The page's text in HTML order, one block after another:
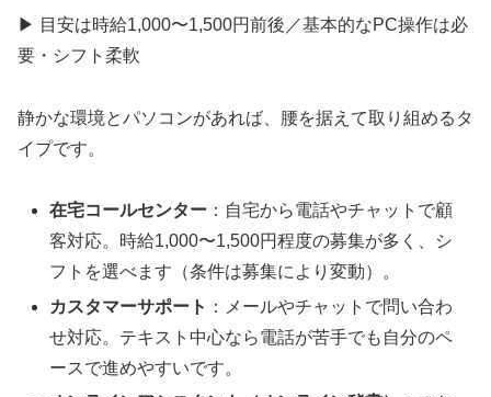
▶ 目安は時給1,000〜1,500円前後／基本的なPC操作は必
要・シフト柔軟
静かな環境とパソコンがあれば、腰を据えて取り組めるタ
イプです。
在宅コールセンター ：自宅から電話やチャットで顧
客対応。時給1,000〜1,500円程度の募集が多く、シ
フトを選べます（条件は募集により変動）。
カスタマーサポート ：メールやチャットで問い合わ
せ対応。テキスト中心なら電話が苦手でも自分のペ
ースで進めやすいです。